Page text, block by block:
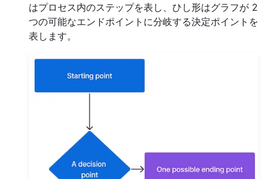
はプロセス内のステップを表し、ひし形はグラフが 2
つの可能なエンドポイントに分岐する決定ポイントを
表します。